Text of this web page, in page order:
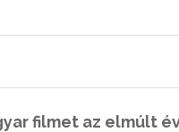
filmet az elmúlt